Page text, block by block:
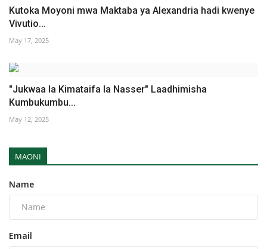
Kutoka Moyoni mwa Maktaba ya Alexandria hadi kwenye
Vivutio...
May 17, 2025
"Jukwaa la Kimataifa la Nasser" Laadhimisha
Kumbukumbu...
May 12, 2025
MAONI
Name
Email